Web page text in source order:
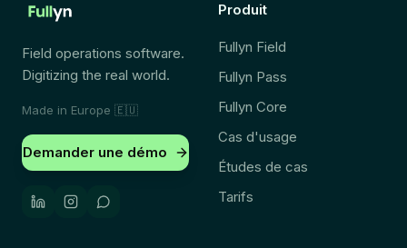
Field operations software.
Digitizing the real world.
Made in Europe 🇪🇺
Demander une démo
Produit
Fullyn Field
Fullyn Pass
Fullyn Core
Cas d'usage
Études de cas
Tarifs